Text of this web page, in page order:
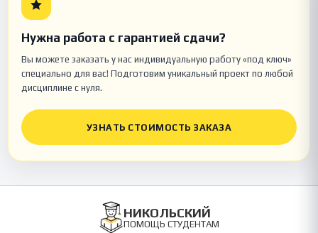
Нужна работа с гарантией сдачи?
Вы можете заказать у нас индивидуальную работу «под ключ»
специально для вас! Подготовим уникальный проект по любой
дисциплине с нуля.
УЗНАТЬ СТОИМОСТЬ ЗАКАЗА
НИКОЛЬСКИЙ
ПОМОЩЬ СТУДЕНТАМ